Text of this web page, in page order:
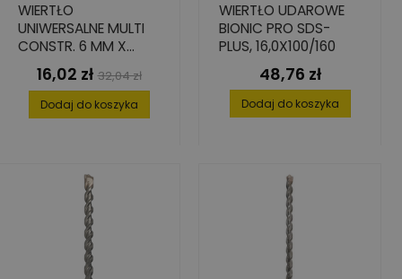
WIERTŁO
UNIWERSALNE MULTI
CONSTR. 6 MM X
250/200 MM
Cena
16,02 zł Cena
podstawowa
32,04 zł
Dodaj do koszyka
WIERTŁO UDAROWE
BIONIC PRO SDS-
PLUS, 16,0X100/160
Cena
48,76 zł
Dodaj do koszyka